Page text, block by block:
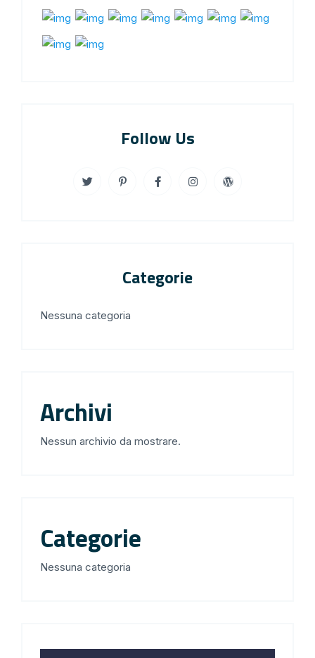
Follow Us
Categorie
Nessuna categoria
Archivi
Nessun archivio da mostrare.
Categorie
Nessuna categoria